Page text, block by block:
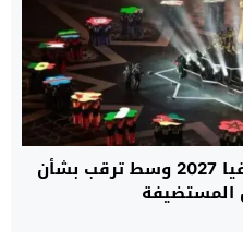
تحديد موعد كأس أمم أفريقيا 2027 وسط ترقب بشأن
المستضيفة